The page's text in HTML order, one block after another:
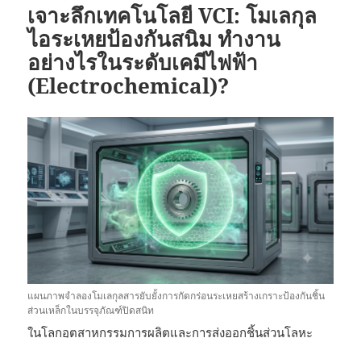
เจาะลึกเทคโนโลยี VCI: โมเลกุล
ไอระเหยป้องกันสนิม ทำงาน
อย่างไรในระดับเคมีไฟฟ้า
(Electrochemical)?
แผนภาพจำลองโมเลกุลสารยับยั้งการกัดกร่อนระเหยสร้างเกราะป้องกันชิ้น
ส่วนเหล็กในบรรจุภัณฑ์ปิดสนิท
ในโลกอุตสาหกรรมการผลิตและการส่งออกชิ้นส่วนโลหะ